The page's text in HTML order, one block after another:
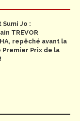
Jo :
TREVOR
repêché avant la
Prix de la